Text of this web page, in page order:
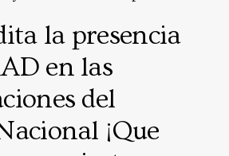
la presencia
en las
del
¡Que